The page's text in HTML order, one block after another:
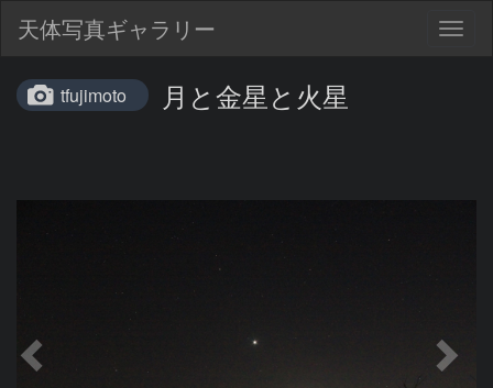
天体写真ギャラリー
tfujimoto 月と金星と火星